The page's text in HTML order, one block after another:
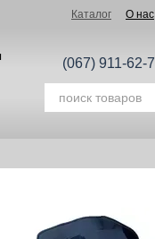
Каталог О нас
(067) 911-62-